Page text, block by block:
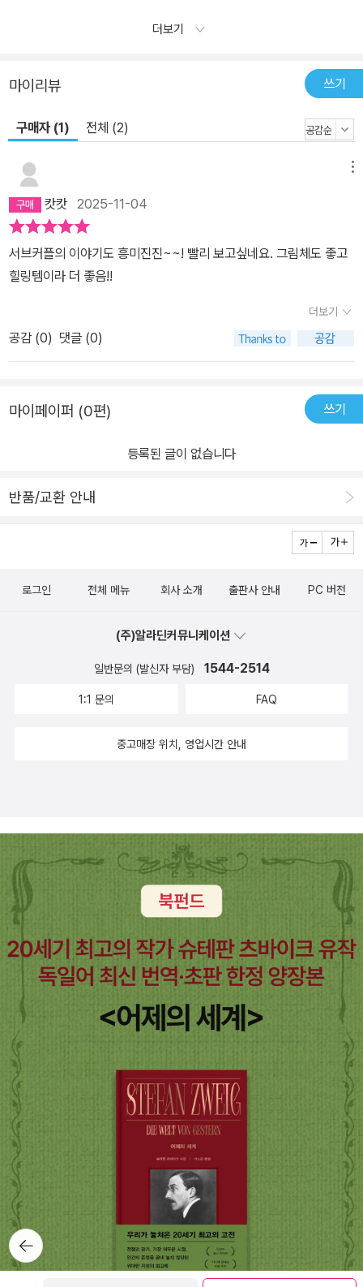
더보기
마이리뷰 쓰기
구매자 (1) 전체 (2)
캇캇 2025-11-04
서브커플의 이야기도 흥미진진~~! 빨리 보고싶네요. 그림체도 좋고
힐링템이라 더 좋음!!
더보기
공감 (0) 댓글 (0)
마이페이퍼 (0편) 쓰기
등록된 글이 없습니다
반품/교환 안내
뒤로가
기
로그인 전체 메뉴 회사 소개 출판사 안내 PC 버전
(주)알라딘커뮤니케이션
일반문의 (발신자 부담) 1544-2514
1:1 문의 FAQ
중고매장 위치, 영업시간 안내